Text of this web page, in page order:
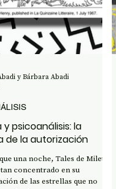
y psicoanálisis: la
de la autorización
una noche, Tales de Mileto
concentrado en su
de las estrellas que no
y Bárbara Abadi